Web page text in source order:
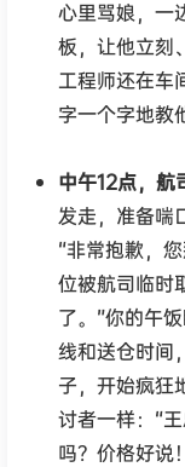
心里骂娘，一
板，让他立刻
工程师还在车
字一个字地教
中午12点，航
发走，准备喘
“非常抱歉，
位被航司临时
了。”你的午
线和送仓时间
子，开始疯狂
讨者一样：“
吗？价格好说